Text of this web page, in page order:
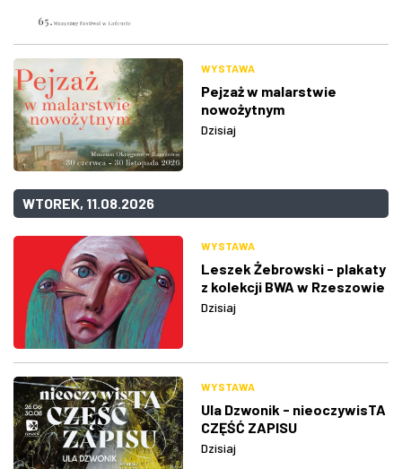
WYSTAWA
Pejzaż w malarstwie
nowożytnym
Dzisiaj
WTOREK, 11.08.2026
WYSTAWA
Leszek Żebrowski - plakaty
z kolekcji BWA w Rzeszowie
Dzisiaj
WYSTAWA
Ula Dzwonik - nieoczywisTA
CZĘŚĆ ZAPISU
Dzisiaj